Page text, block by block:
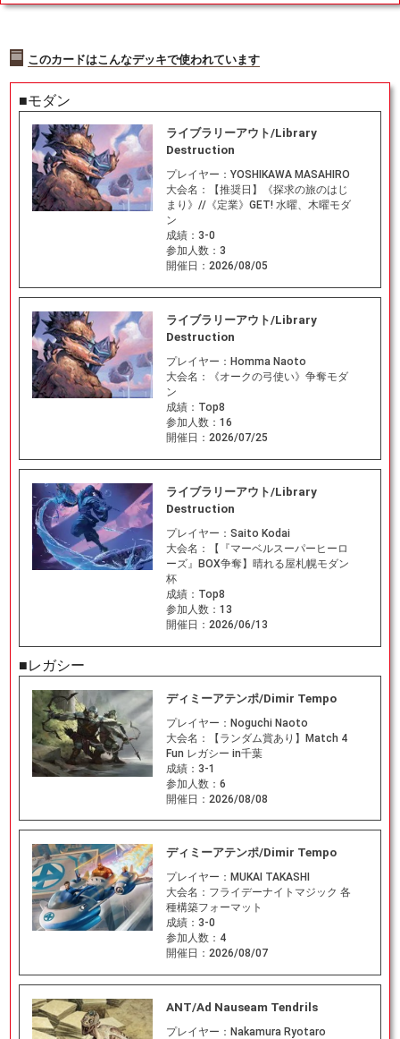
このカードはこんなデッキで使われています
■モダン
ライブラリーアウト/Library
Destruction
プレイヤー： YOSHIKAWA MASAHIRO
大会名：
【推奨日】《探求の旅のはじ
まり》//《定業》GET! 水曜、木曜モダ
ン
成績： 3-0
参加人数： 3
開催日： 2026/08/05
ライブラリーアウト/Library
Destruction
プレイヤー： Homma Naoto
大会名：
《オークの弓使い》争奪モダ
ン
成績： Top8
参加人数： 16
開催日： 2026/07/25
ライブラリーアウト/Library
Destruction
プレイヤー： Saito Kodai
大会名：
【『マーベルスーパーヒーロ
ーズ』BOX争奪】晴れる屋札幌モダン
杯
成績： Top8
参加人数： 13
開催日： 2026/06/13
■レガシー
ディミーアテンポ/Dimir Tempo
プレイヤー： Noguchi Naoto
大会名：
【ランダム賞あり】Match 4
Fun レガシー in千葉
成績： 3-1
参加人数： 6
開催日： 2026/08/08
ディミーアテンポ/Dimir Tempo
プレイヤー： MUKAI TAKASHI
大会名： フライデーナイトマジック 各
種構築フォーマット
成績： 3-0
参加人数： 4
開催日： 2026/08/07
ANT/Ad Nauseam Tendrils
プレイヤー： Nakamura Ryotaro